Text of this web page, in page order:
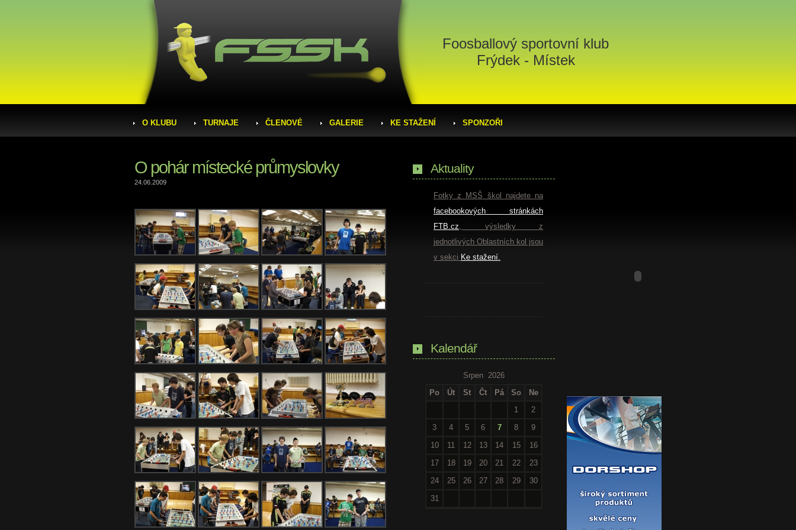
Foosballový sportovní klub
Frýdek - Místek
O KLUBU TURNAJE ČLENOVÉ GALERIE KE STAŽENÍ SPONZOŘI
O pohár místecké průmyslovky
24.06.2009
Aktuality
Fotky z MSŠ škol najdete na
facebookových stránkách
FTB.cz, výsledky z
jednotlivých Oblastních kol jsou
v sekci Ke stažení.
Kalendář
Srpen 2026
Po
Út St Čt Pá So
Ne
1
2
3
4 5 6 7 8
9
10
11 12 13 14 15
16
17
18 19 20 21 22
23
24
25 26 27 28 29
30
31